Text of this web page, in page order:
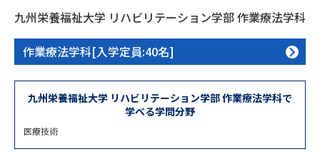
幼稚園教員資格認定試験 小学校教員資格認定試験
高等学校（情報）教員資格認定
試験
大学研究
九州栄養福祉大学 リハビリテーション学部 作業療法学科
作業療法学科[入学定員:40名]
九州栄養福祉大学 リハビリテーション学部 作業療法学科で
学べる学問分野
医療技術